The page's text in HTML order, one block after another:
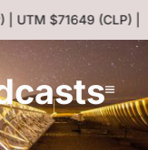
$71649 (CLP) |